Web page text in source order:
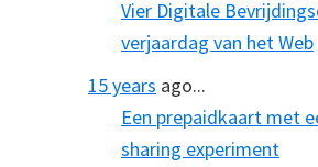
Vier Digitale
verjaardag van het Web
15 years ago...
Een prepaidkaart met
sharing experiment